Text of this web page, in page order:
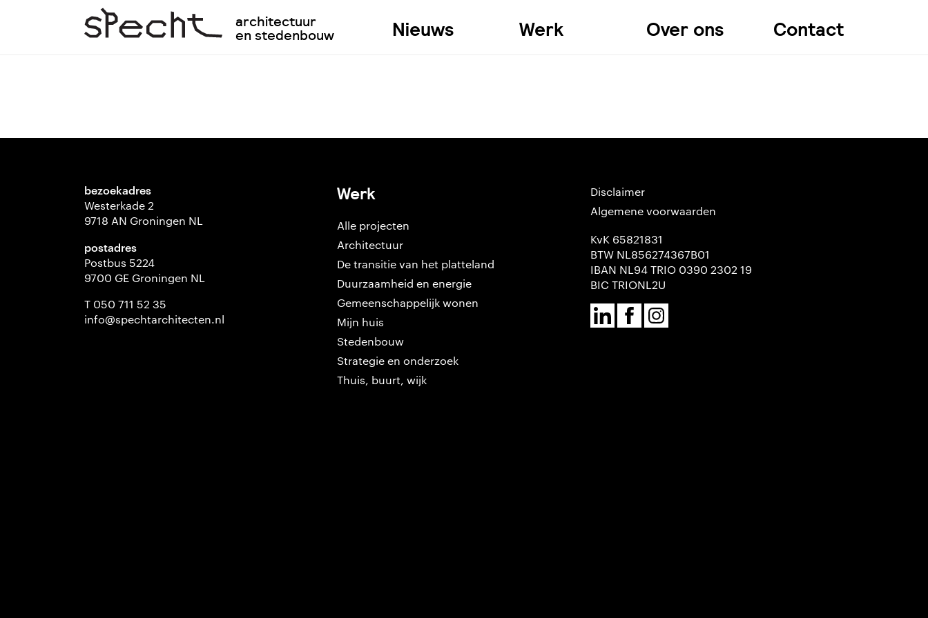
architectuur
en stedenbouw Nieuws Werk Over ons Contact
bezoekadres
Westerkade 2
9718 AN Groningen NL
postadres
Postbus 5224
9700 GE Groningen NL
T 050 711 52 35
info@spechtarchitecten.nl
Werk
Alle projecten
Architectuur
De transitie van het platteland
Duurzaamheid en energie
Gemeenschappelijk wonen
Mijn huis
Stedenbouw
Strategie en onderzoek
Thuis, buurt, wijk
Disclaimer
Algemene voorwaarden
KvK 65821831
BTW NL856274367B01
IBAN NL94 TRIO 0390 2302 19
BIC TRIONL2U